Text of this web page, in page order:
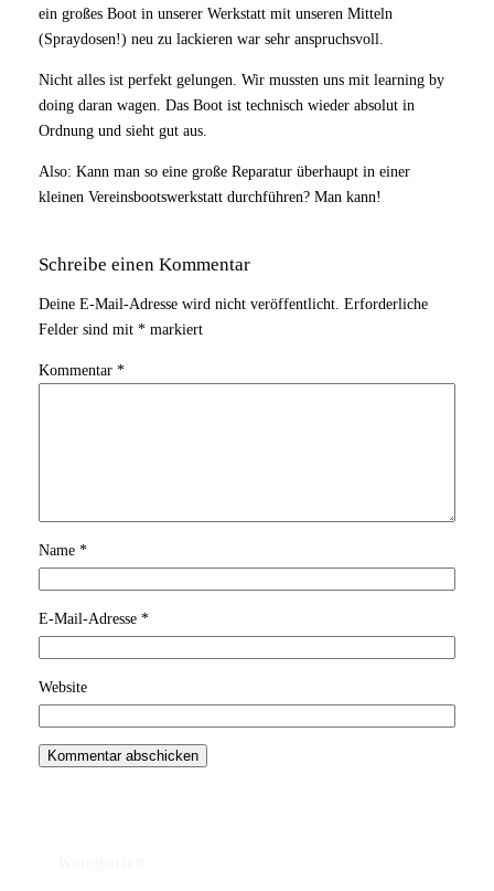
ein großes Boot in unserer Werkstatt mit unseren Mitteln
(Spraydosen!) neu zu lackieren war sehr anspruchsvoll.
Nicht alles ist perfekt gelungen. Wir mussten uns mit learning by
doing daran wagen. Das Boot ist technisch wieder absolut in
Ordnung und sieht gut aus.
Also: Kann man so eine große Reparatur überhaupt in einer
kleinen Vereinsbootswerkstatt durchführen? Man kann!
Schreibe einen Kommentar
Deine E-Mail-Adresse wird nicht veröffentlicht. Erforderliche
Felder sind mit *markiert
Kommentar *
Name *
E-Mail-Adresse *
Website